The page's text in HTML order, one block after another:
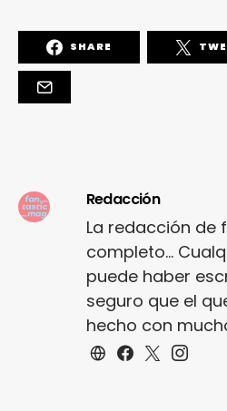
SHARE
Redacción
La redacción de
completo...
puede haber
seguro que el
hecho con